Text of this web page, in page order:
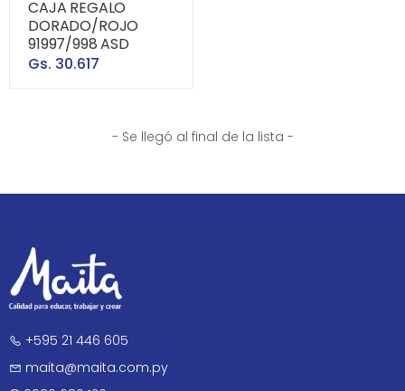
CAJA REGALO
DORADO/ROJO
91997/998 ASD
Gs. 30.617
- Se llegó al final de la lista -
+595 21 446 605
maita@maita.com.py